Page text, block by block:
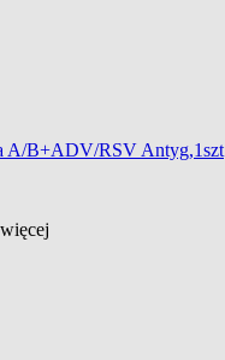
A/B+ADV/RSV Antyg,1szt
więcej